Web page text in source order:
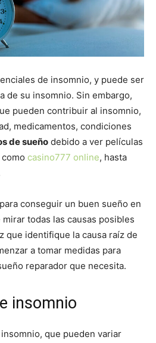
de insomnio, y puede ser
de su insomnio. Sin embargo,
pueden contribuir al insomnio,
medicamentos, condiciones
de sueño debido a ver películas
casino777 online, hasta
conseguir un buen sueño en
todas las causas posibles
que identifique la causa raíz de
a tomar medidas para
reparador que necesita.
insomnio
que pueden variar